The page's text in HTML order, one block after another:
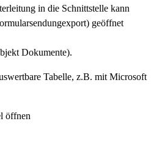
in die Schnittstelle kann
geöffnet
Dokumente).
Tabelle, z.B. mit Microsoft
öffnen